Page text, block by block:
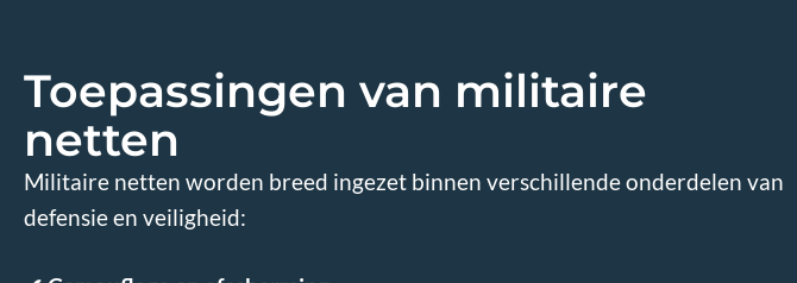
Toepassingen van militaire
netten
Militaire netten worden breed ingezet binnen verschillende onderdelen van
defensie en veiligheid: